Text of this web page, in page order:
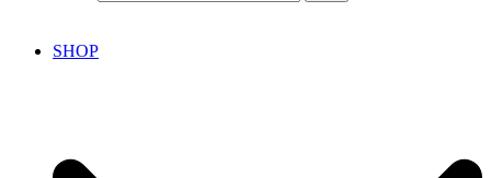
SHOP